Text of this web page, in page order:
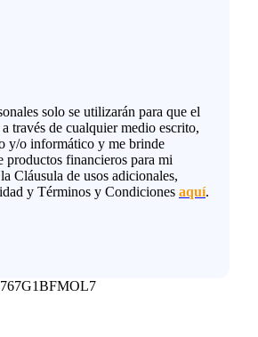
solo se utilizarán para que el
través de cualquier medio escrito,
y/o informático y me brinde
productos financieros para mi
Cláusula de usos adicionales,
y Términos y Condiciones aquí.